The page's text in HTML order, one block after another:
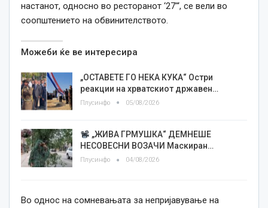
настанот, односно во ресторанот ‘27’“, се вели во
соопштението на обвинителството.
Можеби ќе ве интересира
„ОСТАВЕТЕ ГО НЕКА КУКА“ Остри
реакции на хрватскиот државен…
Плусинфо 05/08/2026
„ЖИВА ГРМУШКА“ ДЕМНЕШЕ
НЕСОВЕСНИ ВОЗАЧИ Маскиран…
Плусинфо 04/08/2026
Во однос на сомневањата за непријавување на